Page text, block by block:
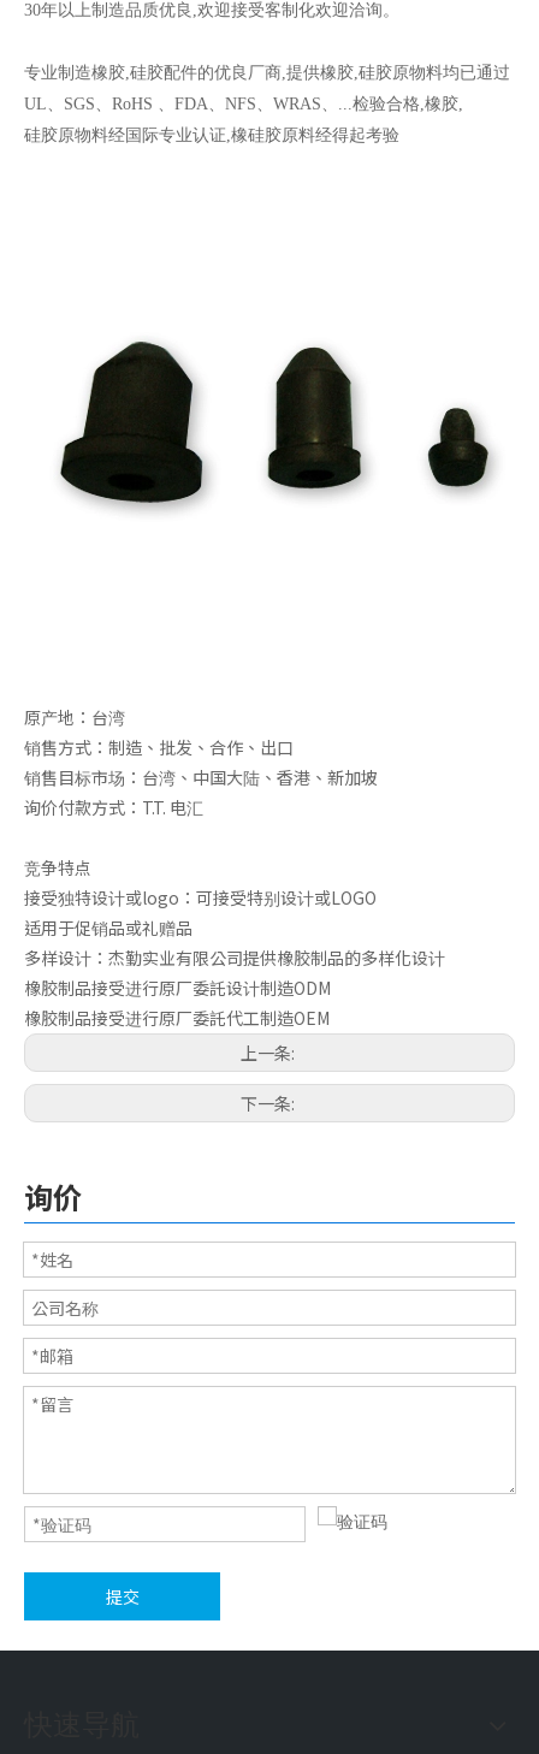
夹铁橡胶制品 防震脚垫
防震脚垫
橡胶平板
30年以上制造品质优良,欢迎接受客制化欢迎洽询。
专业制造橡胶,硅胶配件的优良厂商,提供橡胶,硅胶原物料均已通过
UL、SGS、RoHS 、FDA、NFS、WRAS、...检验合格,橡胶,
硅胶原物料经国际专业认证,橡硅胶原料经得起考验
原产地：台湾
销售方式：制造、批发、合作、出口
销售目标市场：台湾、中国大陆、香港、新加坡
询价付款方式：T.T. 电汇
竞争特点
接受独特设计或logo：可接受特别设计或LOGO
适用于促销品或礼赠品
多样设计：杰勤实业有限公司提供橡胶制品的多样化设计
橡胶制品接受进行原厂委託设计制造ODM
橡胶制品接受进行原厂委託代工制造OEM
上一条:
下一条:
询价
提交